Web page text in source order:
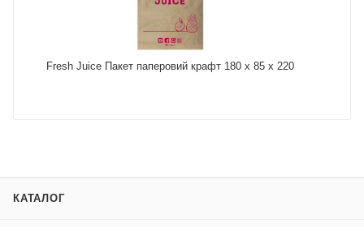
Fresh Juice Пакет паперовий крафт 180 х 85 х 220
КАТАЛОГ